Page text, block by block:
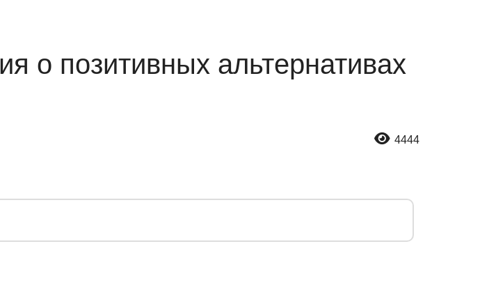
о позитивных альтернативах
4444